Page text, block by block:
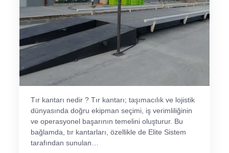
Tır kantarı nedir ? Tır kantarı; taşımacılık ve lojistik
dünyasında doğru ekipman seçimi, iş verimliliğinin
ve operasyonel başarının temelini oluşturur. Bu
bağlamda, tır kantarları, özellikle de Elite Sistem
tarafından sunulan…